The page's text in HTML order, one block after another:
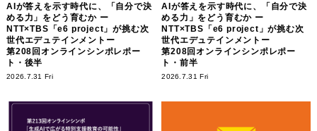
AIが答えを示す時代に、「自分で決
める力」をどう育むか ー
NTT×TBS「e6 project」が挑む次
世代エデュテインメントー
第208回オンラインシンポレポー
ト・後半
2026.7.31 Fri
AIが答えを示す時代に、「自分で決
める力」をどう育むか ー
NTT×TBS「e6 project」が挑む次
世代エデュテインメントー
第208回オンラインシンポレポー
ト・前半
2026.7.31 Fri